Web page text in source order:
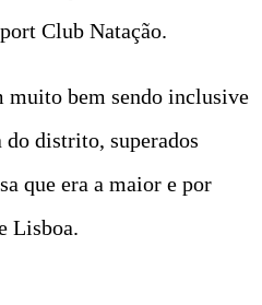
Club Natação.
muito bem sendo inclusive
do distrito, superados
que era a maior e por
Lisboa.